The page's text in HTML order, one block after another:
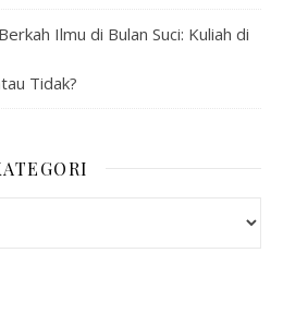
Berkah Ilmu di Bulan Suci: Kuliah di
Tidak?